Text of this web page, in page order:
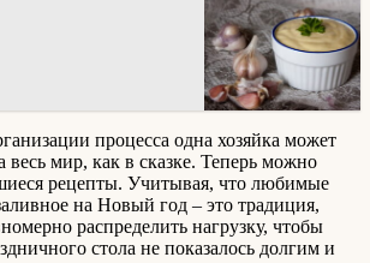
процесса одна хозяйка может
весь мир, как в сказке. Теперь можно
рецепты. Учитывая, что любимые
на Новый год – это традиция,
распределить нагрузку, чтобы
стола не показалось долгим и